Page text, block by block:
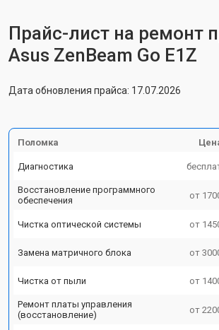
Прайс-лист на ремонт
Asus ZenBeam Go E1Z
Дата обновления прайса: 17.07.2026
Поломка
Диагностика
Восстановление программного
обеспечения
от
Чистка оптической системы от
Замена матричного блока от
Чистка от пыли от
Ремонт платы управления
(восстановление)
от